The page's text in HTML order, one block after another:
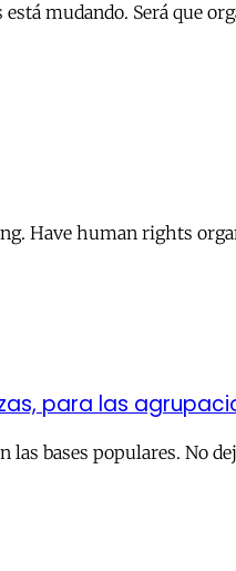
mudando. Será que
Have human rights
para las
bases populares. No